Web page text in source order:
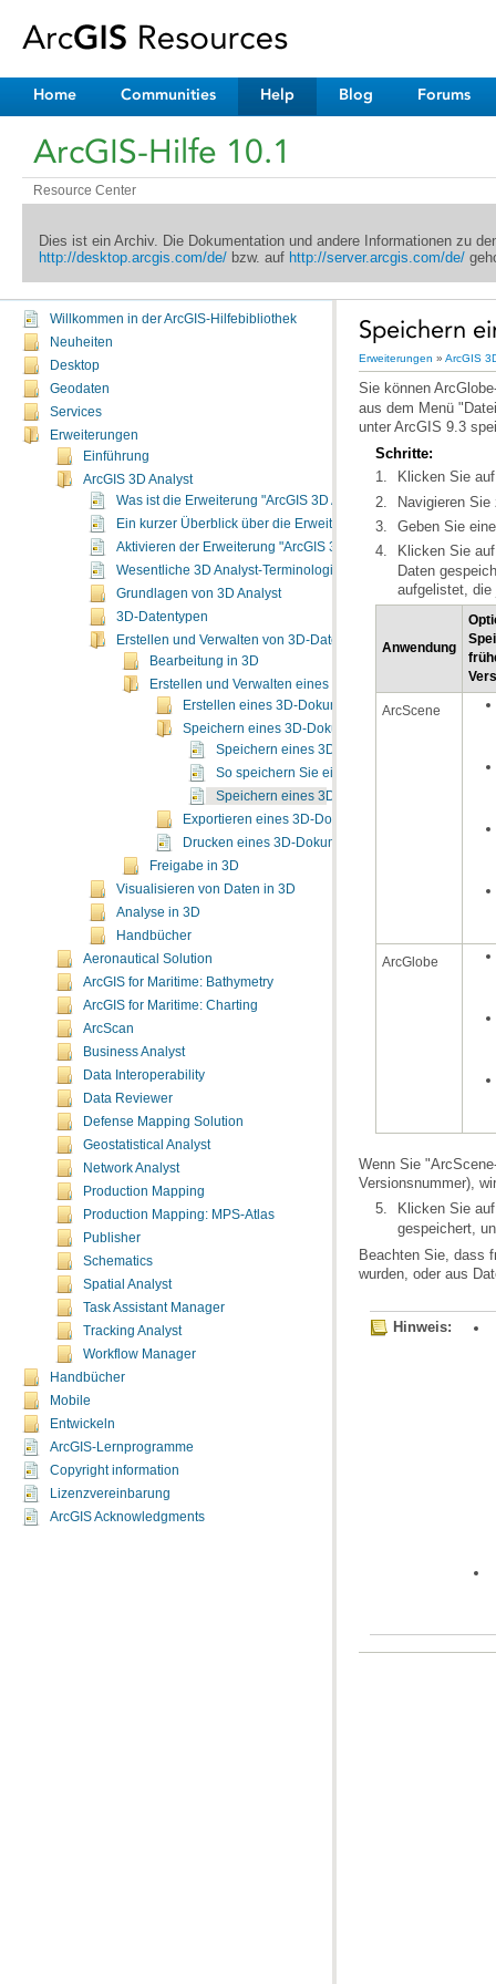
Home Communities Help Blog Forums
ArcGIS-Hilfe 10.1
Resource Center
Dies ist ein Archiv. Die Dokumentation und andere Informationen zu
http://desktop.arcgis.com/de/bzw. auf http://server.arcgis.com/de/
Willkommen in der ArcGIS-Hilfebibliothek
Neuheiten
Desktop
Geodaten
Services
Erweiterungen
Einführung
ArcGIS 3D Analyst
Was ist die Erweiterung "ArcGIS 3D Analyst"?
Ein kurzer Überblick über die Erweiterung "ArcGIS 3D Analyst"
Aktivieren der Erweiterung "ArcGIS 3D Analyst"
Wesentliche 3D Analyst-Terminologie
Grundlagen von 3D Analyst
3D-Datentypen
Erstellen und Verwalten von 3D-Daten
Bearbeitung in 3D
Erstellen und Verwalten eines 3D-Dokuments
Erstellen eines 3D-Dokuments
Speichern eines 3D-Dokuments
Speichern eines 3D-Dokuments
So speichern Sie ein 3D-Dokument
Speichern eines 3D-Dokuments für eine
Exportieren eines 3D-Dokuments
Drucken eines 3D-Dokuments
Freigabe in 3D
Visualisieren von Daten in 3D
Analyse in 3D
Handbücher
Aeronautical Solution
ArcGIS for Maritime: Bathymetry
ArcGIS for Maritime: Charting
ArcScan
Business Analyst
Data Interoperability
Data Reviewer
Defense Mapping Solution
Geostatistical Analyst
Network Analyst
Production Mapping
Production Mapping: MPS-Atlas
Publisher
Schematics
Spatial Analyst
Task Assistant Manager
Tracking Analyst
Workflow Manager
Handbücher
Mobile
Entwickeln
ArcGIS-Lernprogramme
Copyright information
Lizenzvereinbarung
ArcGIS Acknowledgments
Speichern
Erweiterungen » ArcGIS
Sie können
unter ArcGIS 9.3
Schritte:
Klicken Sie
Navigieren
Geben Sie
Klicken Sie
aufgelistet, die
Anwendung
ArcScene
ArcGlobe
Versionsnummer),
Klicken Sie
gespeichert,
wurden, oder aus
Hinweis: